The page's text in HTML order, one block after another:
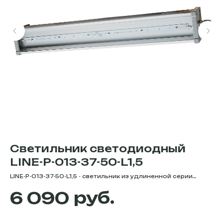
Светильник светодиодный
LINE-P-013-37-50-L1,5
LINE-P-013-37-50-L1,5 - светильник из удлиненной серии
мощностью 37 Вт. Цветовая температура -
5000К/4000К/3000К. Степень защиты - IP66. Световой
поток - 4550 Лм. Серия LINE-P-L - это светильники с
6 090 руб.